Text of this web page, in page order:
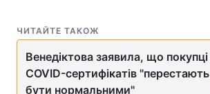
ЧИТАЙТЕ ТАКОЖ
Венедіктова заявила, що покупці
COVID-сертифікатів "перестають
бути нормальними"